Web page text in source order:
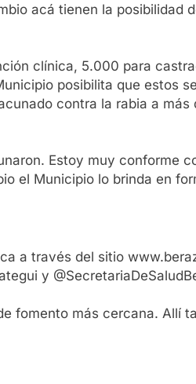
acá tienen la posibilidad
clínica, 5.000 para
posibilita que estos
contra la rabia a más
Estoy muy conforme
el Municipio lo brinda en
a través del sitio
y
fomento más cercana. Allí